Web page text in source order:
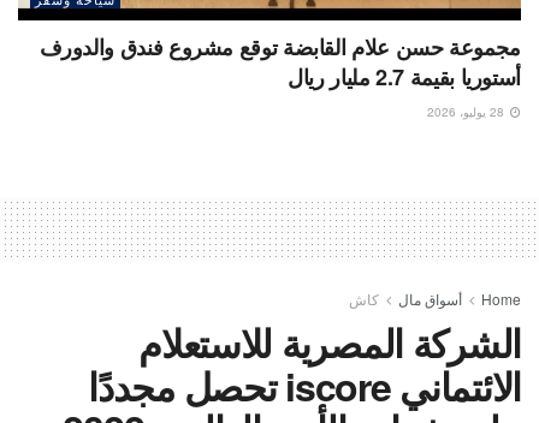
مجموعة حسن علام القابضة توقع مشروع فندق والدورف
أستوريا بقيمة 2.7 مليار ريال
Home أسواق مال كاش
الشركة المصرية للاستعلام
الائتماني iscore تحصل مجددًا